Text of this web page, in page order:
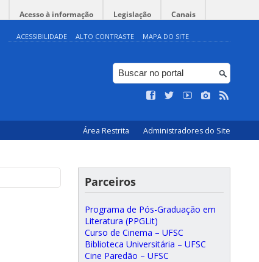
Acesso à informação Legislação Canais
ACESSIBILIDADE ALTO CONTRASTE MAPA DO SITE
Área Restrita Administradores do Site
Parceiros
Programa de Pós-Graduação em
Literatura (PPGLit)
Curso de Cinema – UFSC
Biblioteca Universitária – UFSC
Cine Paredão – UFSC